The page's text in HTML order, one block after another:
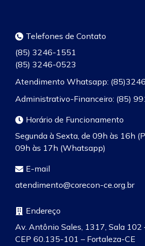
Telefones de Contato
(85) 3246-1551
(85) 3246-0523
Atendimento Whatsapp:
Administrativo-Financeiro: (85)
Horário de Funcionamento
Segunda à Sexta, de 09h às 16h
09h às 17h (Whatsapp)
E-mail
atendimento@corecon-ce.org.br
Endereço
Av. Antônio Sales, 1317, Sala 102
CEP 60.135-101 – Fortaleza-CE